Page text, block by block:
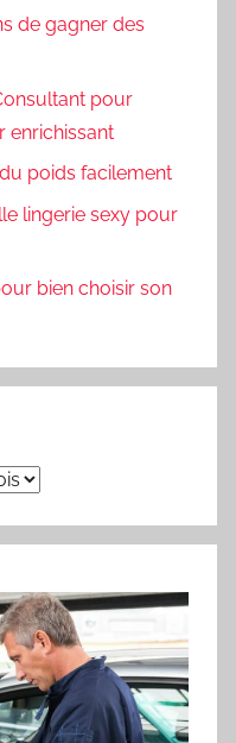
de gagner des
pour
enrichissant
poids facilement
lingerie sexy pour
bien choisir son